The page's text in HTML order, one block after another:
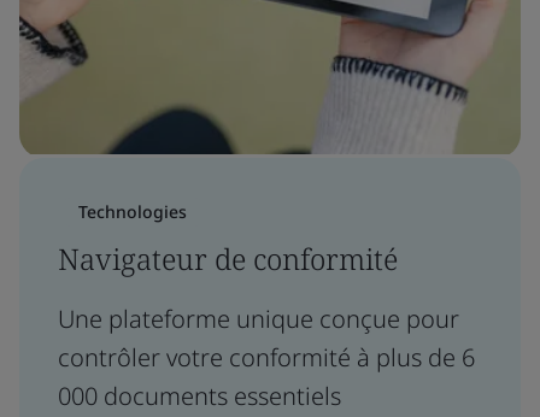
Technologies
Navigateur de conformité
Une plateforme unique conçue pour
contrôler votre conformité à plus de 6
000 documents essentiels